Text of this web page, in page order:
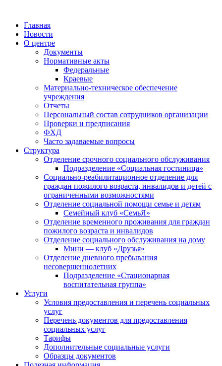
Главная
Новости
О центре
Документы
Нормативные акты
Федеральные
Краевые
Материально-техническое обеспечение
учреждения
Отчеты
Персональный состав сотрудников организации
Проверки и предписания
ФХД
Часто задаваемые вопросы
Структура
Отделение срочного социального обслуживания
Подразделение «Социальная гостиница»
Социально-реабилитационное отделение для
граждан пожилого возраста, инвалидов и детей с
ограниченными возможностями
Отделение социальной помощи семье и детям
Семейный клуб «СемьЯ»
Отделение временного проживания для граждан
пожилого возраста и инвалидов
Отделение социального обслуживания на дому
Мини — клуб «Друзья»
Отделение дневного пребывания
несовершеннолетних
Подразделение «Стационарная
воспитательная группа»
Услуги
Условия предоставления и перечень социальных
услуг
Перечень документов для предоставления
социальных услуг
Тарифы
Дополнительные социальные услуги
Образцы документов